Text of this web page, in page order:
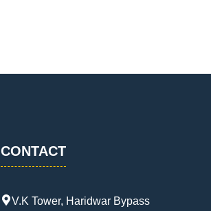
CONTACT
V.K Tower, Haridwar Bypass